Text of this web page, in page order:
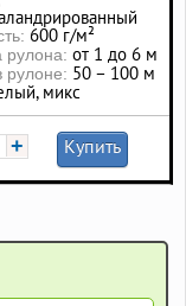
600 г/м²
рулона: от 1 до 6 м
рулоне: 50 – 100 м
микс
+ Купить